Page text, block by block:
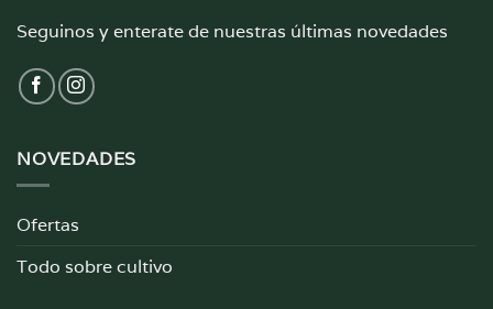
Seguinos y enterate de nuestras últimas novedades
NOVEDADES
Ofertas
Todo sobre cultivo